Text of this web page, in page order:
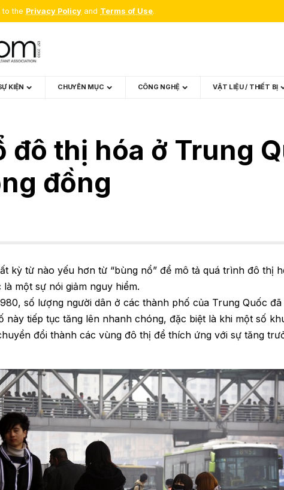
to the Privacy Policy and Terms of Use.
KIỆN CHUYÊN MỤC CÔNG NGHỆ VẬT LIỆU / THIẾT BỊ
đô thị hóa ở Trung
đồng
kỳ từ nào yếu hơn từ “bùng nổ” để mô tả quá trình đô thị
là một sự nói giảm nguy hiểm.
số lượng người dân ở các thành phố của Trung Quốc
này tiếp tục tăng lên nhanh chóng, đặc biệt là khi một số
đổi thành các vùng đô thị để thích ứng với sự tăng